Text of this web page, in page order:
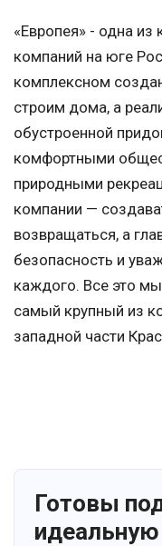
«Европея» - одна из
компаний на юге
комплексном
строим дома, а
обустроенной
комфортными
природными
компании —
возвращаться, а
безопасность и
каждого. Все это
самый крупный из
западной части
Готовы
идеальную